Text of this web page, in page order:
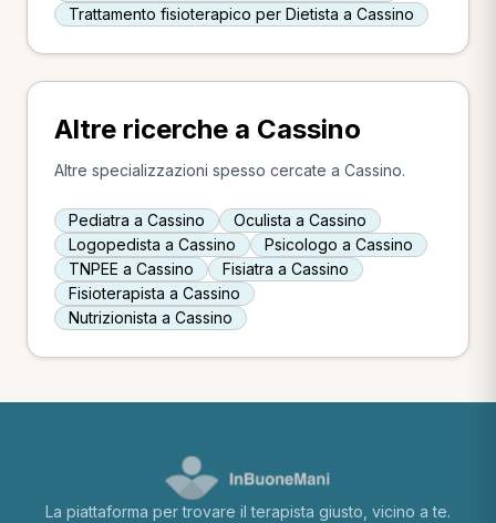
Trattamento fisioterapico per Dietista a Cassino
Altre ricerche a Cassino
Altre specializzazioni spesso cercate a Cassino.
Pediatra a Cassino
Oculista a Cassino
Logopedista a Cassino
Psicologo a Cassino
TNPEE a Cassino
Fisiatra a Cassino
Fisioterapista a Cassino
Nutrizionista a Cassino
La piattaforma per trovare il terapista giusto, vicino a te.